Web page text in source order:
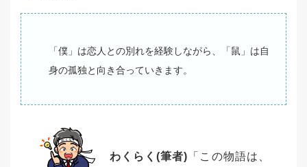
「僕」は恋人との別れを経験しながら、「鼠」は自
身の孤独と向き合っていきます。
わくらく(筆者) 「この物語は、